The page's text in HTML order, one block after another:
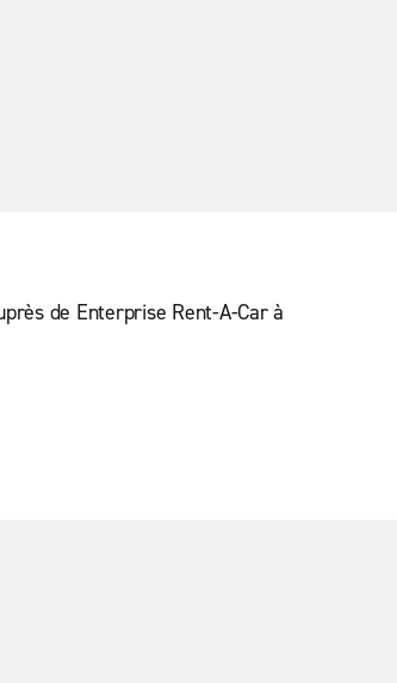
de Enterprise Rent-A-Car à